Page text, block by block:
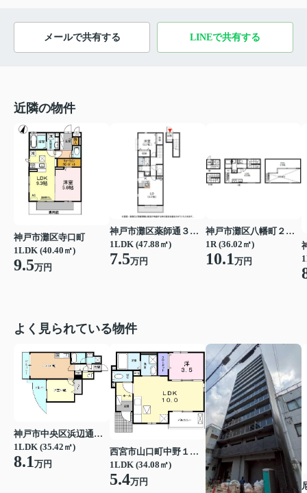
メールで共有する LINEで共有する
近隣の物件
神戸市灘区寺口町
1LDK (40.40㎡)
9.5万円
神戸市灘区薬師通３丁目
1LDK (47.88㎡)
7.5万円
神戸市灘区八幡町２丁目
1R (36.02㎡)
10.1万円
よく見られている物件
神戸市中央区浜辺通３丁目
1LDK (35.42㎡)
8.1万円
西宮市山口町中野１丁目
1LDK (34.08㎡)
5.4万円